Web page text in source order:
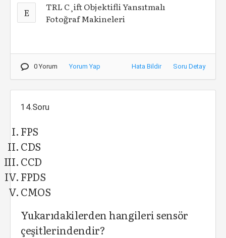
E
TRL C¸ift Objektifli Yansıtmalı
Fotoğraf Makineleri
0 Yorum Yorum Yap Hata Bildir Soru Detay
14.Soru
FPS
CDS
CCD
FPDS
CMOS
Yukarıdakilerden hangileri sensör
çeşitlerindendir?